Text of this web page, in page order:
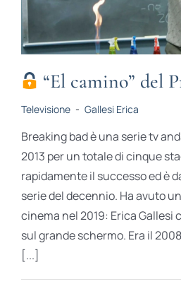
“El camino” del
Televisione - Gallesi Erica
Breaking bad è una serie tv
2013 per un totale di cinque
rapidamente il successo ed è
serie del decennio. Ha avuto
cinema nel 2019: Erica Gallesi
sul grande schermo. Era il
[...]